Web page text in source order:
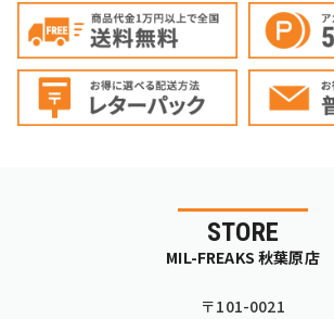
STORE
MIL-FREAKS 秋葉原店
〒101-0021